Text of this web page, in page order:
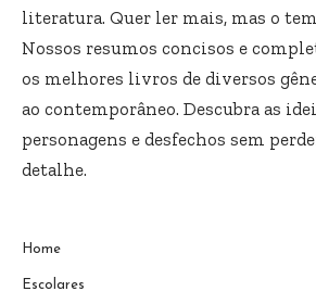
literatura. Quer ler mais, mas o
Nossos resumos concisos e
os melhores livros de diversos
ao contemporâneo. Descubra as
personagens e desfechos sem
detalhe.
Home
Escolares